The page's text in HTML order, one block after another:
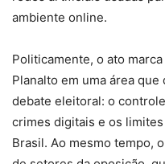
ambiente online.
Politicamente, o ato
Planalto em uma área
debate eleitoral: o
crimes digitais e os
Brasil. Ao mesmo tempo,